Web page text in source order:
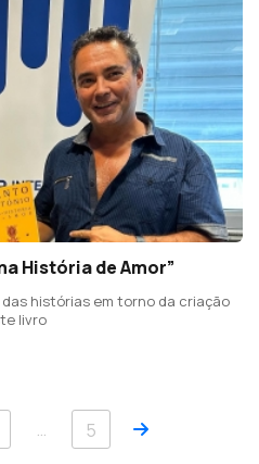
História de Amor”
histórias em torno da criação
livro
… 5 Próximo